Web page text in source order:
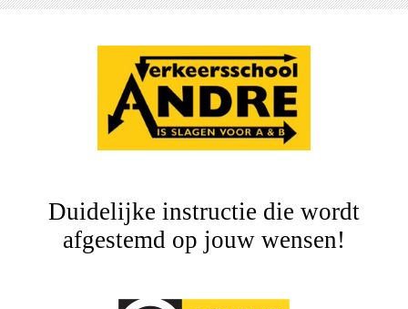
Duidelijke instructie die wordt
afgestemd op jouw wensen!